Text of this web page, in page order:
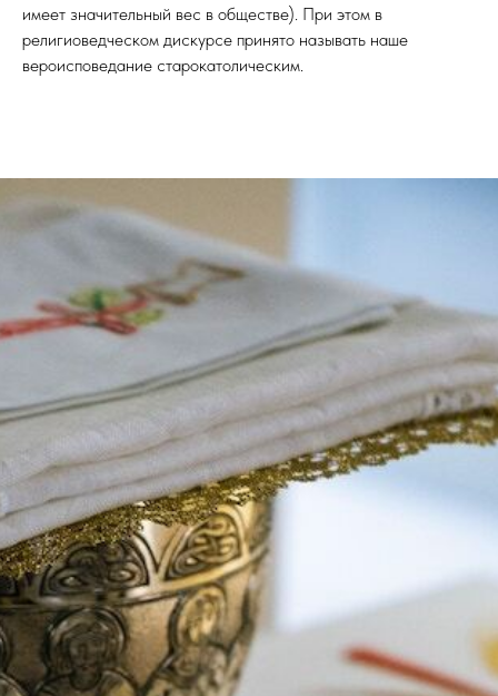
имеет значительный вес в обществе). При этом в
религиоведческом дискурсе принято называть наше
вероисповедание старокатолическим.